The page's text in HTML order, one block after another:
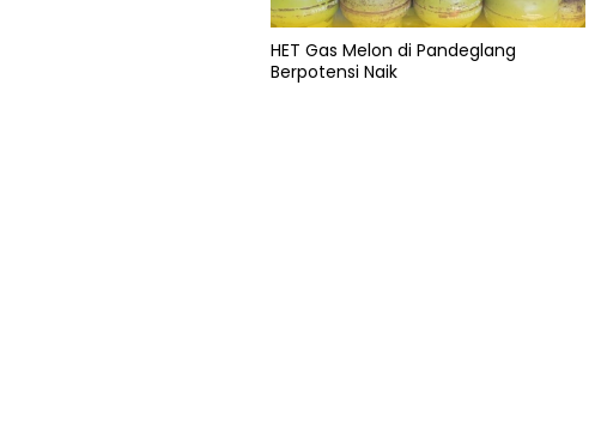
HET Gas Melon di Pandeglang
Berpotensi Naik